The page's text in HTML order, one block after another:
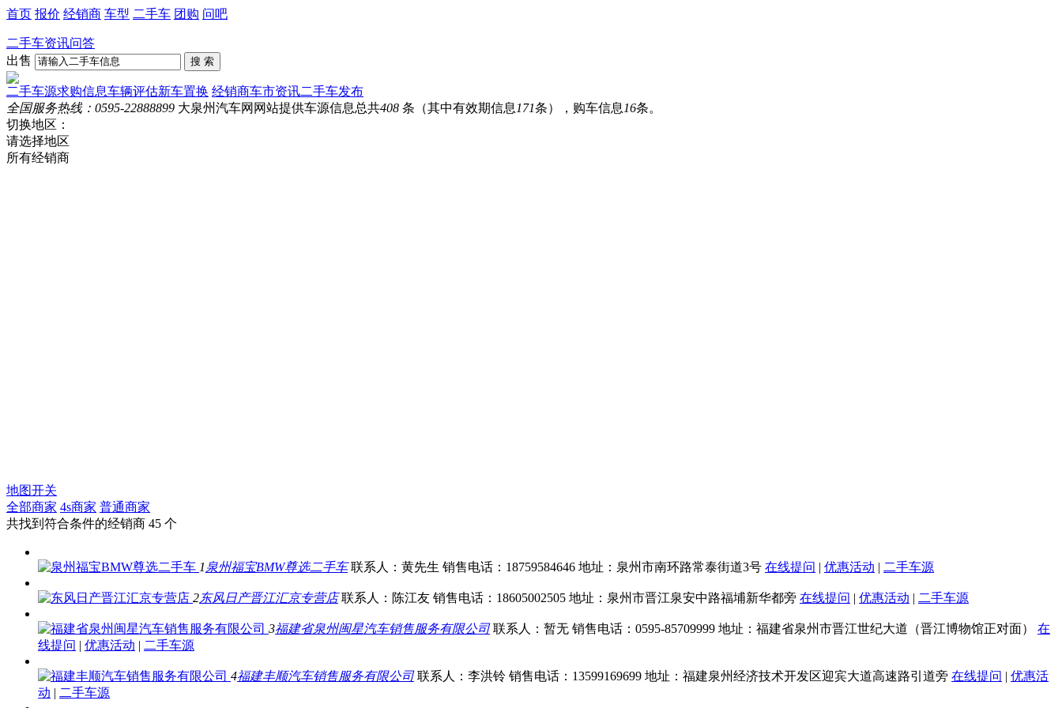
首页 报价 经销商 车型 二手车 团购 问吧
二手车资讯问答
出售
二手车源求购信息车辆评估新车置换 经销商车市资讯二手车发布
全国服务热线： 0595-22888899 大泉州汽车网网站提供车源信息总共408 条（其中有效期信息 171条），购车信息 16条。
切换地区：
请选择地区
所有经销商
地图开关
全部商家 4s商家 普通商家
共找到符合条件的经销商 45 个
1 泉州福宝BMW尊选二手车 联系人：黄先生 销售电话：18759584646 地址：泉州市南环路常泰街道3号 在线提问 | 优惠活动 | 二手车源
2东风日产晋江汇京专营店 联系人：陈江友 销售电话：18605002505 地址：泉州市晋江泉安中路福埔新华都旁 在线提问 | 优惠活动 | 二手车源
3福建省泉州闽星汽车销售服务有限公司 联系人：暂无 销售电话：0595-85709999 地址：福建省泉州市晋江世纪大道（晋江博物馆正对面）
在
线提问 | 优惠活动 | 二手车源
4福建丰顺汽车销售服务有限公司 联系人：李洪铃 销售电话：13599169699 地址：福建泉州经济技术开发区迎宾大道高速路引道旁 在线提问 | 优惠活
动 | 二手车源